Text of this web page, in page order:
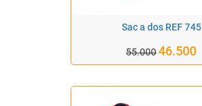
Sac a dos REF 745
55.00046.500